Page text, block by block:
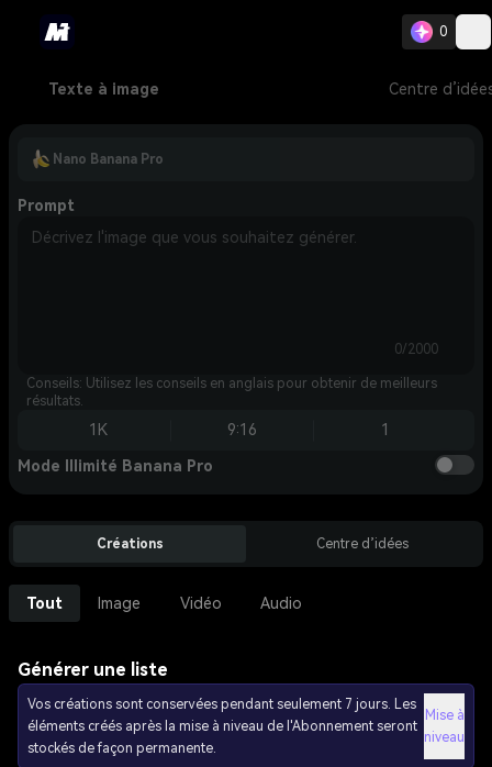
0
Texte à image Centre
Nano Banana Pro
Prompt
0/2000
Conseils: Utilisez les conseils en anglais pour obtenir de meilleurs
résultats.
1K 9:16 1
Mode Illimité Banana Pro
Créations Centre d’idées
Tout Image Vidéo Audio
Générer une liste
Vos créations sont conservées pendant seulement 7 jours. Les
éléments créés après la mise à niveau de l'Abonnement seront
stockés de façon permanente.
Mise à
niveau